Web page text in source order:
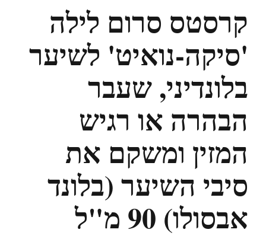
קרסטס סרום לילה
'סיקה-נואיט' לשיער
בלונדיני, שעבר
הבהרה או רגיש
המזין ומשקם את
סיבי השיער (בלונד
אבסולו) 90 מ"ל